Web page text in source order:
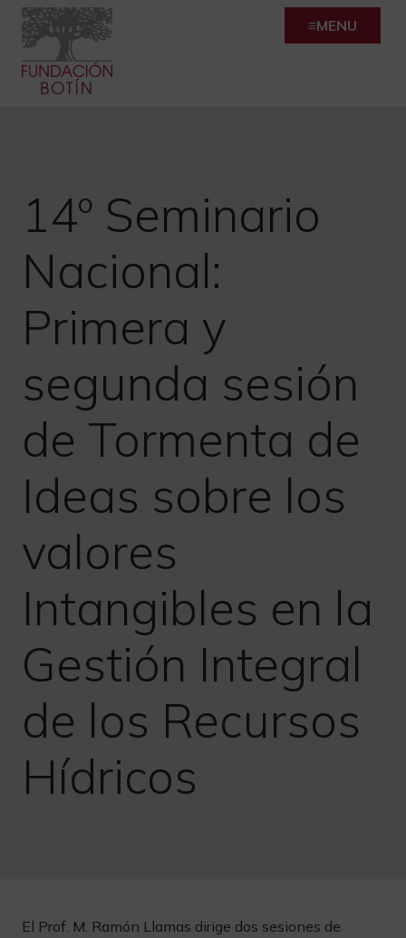
Skip
content
MENU
14º Seminario
Nacional:
Primera y
segunda sesión
de Tormenta de
Ideas sobre los
valores
Intangibles en la
Gestión Integral
de los Recursos
Hídricos
El Prof. M. Ramón Llamas dirige dos sesiones de